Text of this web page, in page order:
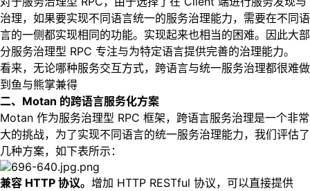
治理，如果要实现不同语言统一的服务治理能力，需要在不同语
言的一侧都实现相同的功能。实现起来也相当的困难。因此大部
分服务治理型 RPC 专注与为特定语言提供完善的治理能力。
看来，无论哪种服务交互方式，跨语言与统一服务治理都很难做
到鱼与熊掌兼得
二、Motan 的跨语言服务化方案
Motan 作为服务治理型 RPC 框架，跨语言服务治理是一个非常
大的挑战，为了实现不同语言的统一服务治理能力，我们评估了
几种方案，如下表所示：
兼容 HTTP 协议。 增加 HTTP RESTful 协议，可以直接提供